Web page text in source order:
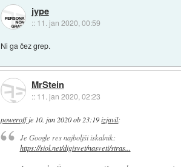
jype
:: 11. jan 2020, 00:59
Ni ga čez grep.
MrStein
:: 11. jan 2020, 02:23
poweroffje 10. jan 2020 ob 23:19 izjavil:
Je Google res najboljši iskalnik:
https://siol.net/digisvet/nasveti/stras...